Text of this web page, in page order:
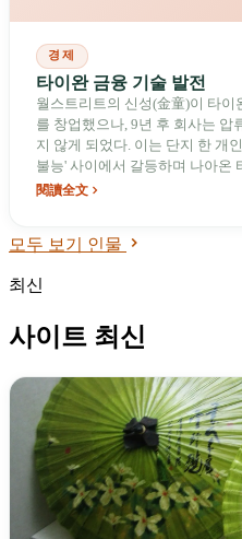
경제
타이완 금융 기술 발전
월스트리트의 신성(金童)이 타
를 창업했으나, 9년 후 회사는 압
지 않게 되었다. 이는 단지 한 개
불능' 사이에서 갈등하며 나아온
여준다.
閱讀全文
모두 보기 인물
최신
사이트 최신